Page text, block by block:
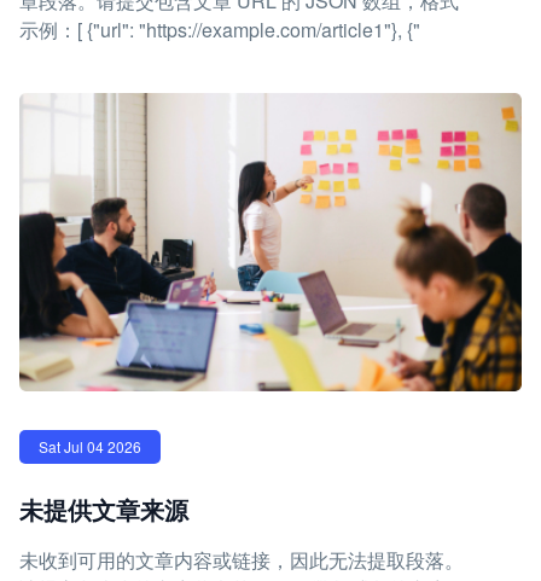
示例：[ {"url": "https://example.com/article1"}, {"
Sat Jul 04 2026
未提供文章来源
未收到可用的文章内容或链接，因此无法提取段落。